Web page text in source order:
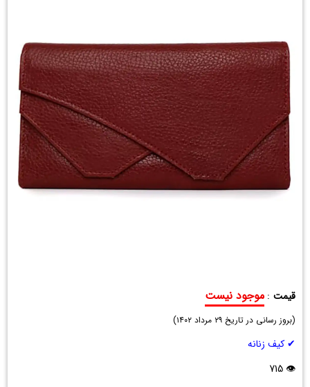
قیمت
کیف
پول
چرم
زنانه
میشو
: موجود نیست
(بروز رسانی در تاریخ۲۹ مرداد ۱۴۰۲ )
✔ کیف زنانه
👁 715